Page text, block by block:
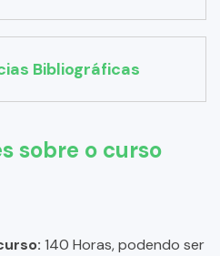
Bibliográficas
sobre o curso
140 Horas, podendo ser